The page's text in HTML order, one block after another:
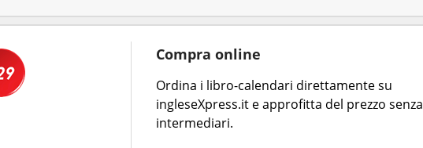
Compra online
Ordina i libro-calendari direttamente su
ingleseXpress.it e approfitta del prezzo senza
intermediari.